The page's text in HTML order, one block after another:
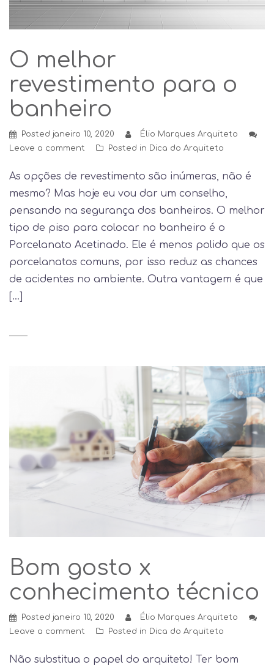
O melhor
revestimento para o
banheiro
Posted janeiro 10, 2020
Élio Marques Arquiteto
Leave a comment
Posted in Dica do Arquiteto
As opções de revestimento são inúmeras, não é
mesmo? Mas hoje eu vou dar um conselho,
pensando na segurança dos banheiros. O melhor
tipo de piso para colocar no banheiro é o
Porcelanato Acetinado. Ele é menos polido que os
porcelanatos comuns, por isso reduz as chances
de acidentes no ambiente. Outra vantagem é que
[…]
Bom gosto x
conhecimento técnico
Posted janeiro 10, 2020
Élio Marques Arquiteto
Leave a comment
Posted in Dica do Arquiteto
Não substitua o papel do arquiteto! Ter bom